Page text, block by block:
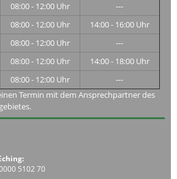
08:00 - 12:00 Uhr
---
08:00 - 12:00 Uhr
14:00 - 16:00 Uhr
08:00 - 12:00 Uhr
---
08:00 - 12:00 Uhr
14:00 - 18:00 Uhr
08:00 - 12:00 Uhr
---
Termin mit dem Ansprechpartner des
5102 70